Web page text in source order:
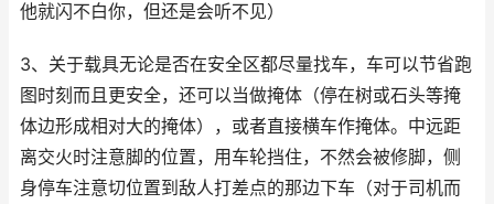
他就闪不白你，但还是会听不见）
3、关于载具无论是否在安全区都尽量找车，车可以节省跑
图时刻而且更安全，还可以当做掩体（停在树或石头等掩
体边形成相对大的掩体），或者直接横车作掩体。中远距
离交火时注意脚的位置，用车轮挡住，不然会被修脚，侧
身停车注意切位置到敌人打差点的那边下车（对于司机而